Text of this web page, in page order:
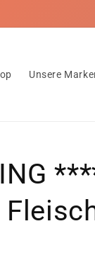
Unsere